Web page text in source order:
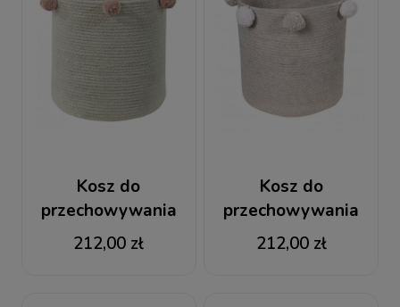
Kosz do
przechowywania
Natural Nude
212,00 zł
Kosz do
przechowywania
Bubbly Grey
212,00 zł